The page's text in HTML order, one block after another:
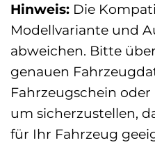
Hinweis: Die
Modellvariante und
abweichen. Bitte
genauen
Fahrzeugschein
um sicherzustellen,
für Ihr Fahrzeug